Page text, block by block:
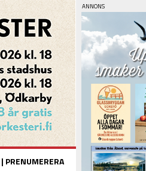
| PRENUMERERA